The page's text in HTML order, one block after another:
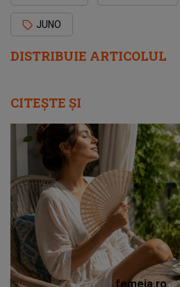
DISTRIBUIE ARTICOLUL
JUNO
CITEȘTE ȘI
femeia.ro